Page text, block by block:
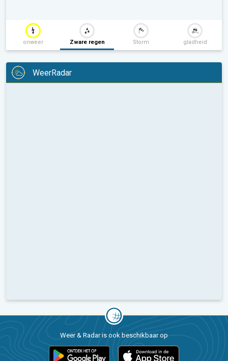
onweer Zware regen Storm gladheid
WeerRadar
Weer & Radar is ook beschikbaar op